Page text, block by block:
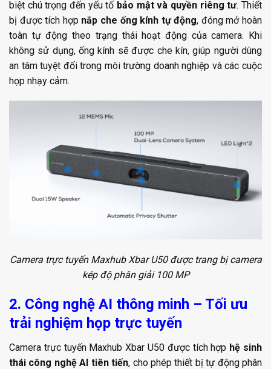
biệt chú trọng đến yếu tố bảo mật và quyền riêng tư. Thiết
bị được tích hợp nắp che ống kính tự động, đóng mở hoàn
toàn tự động theo trạng thái hoạt động của camera. Khi
không sử dụng, ống kính sẽ được che kín, giúp người dùng
an tâm tuyệt đối trong môi trường doanh nghiệp và các cuộc
họp nhạy cảm.
Camera trực tuyến Maxhub Xbar U50 được trang bị camera
kép độ phân giải 100 MP
2. Công nghệ AI thông minh – Tối ưu
trải nghiệm họp trực tuyến
Camera trực tuyến Maxhub Xbar U50 được tích hợp hệ sinh
thái công nghệ AI tiên tiến, cho phép thiết bị tự động phân